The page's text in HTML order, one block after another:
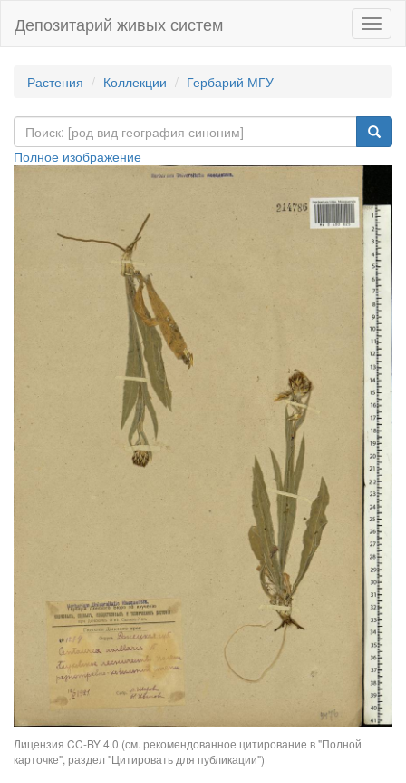
Депозитарий живых систем
Растения Коллекции Гербарий МГУ
Полное изображение
Лицензия CC-BY 4.0 (см. рекомендованное цитирование в "Полной
карточке", раздел "Цитировать для публикации")